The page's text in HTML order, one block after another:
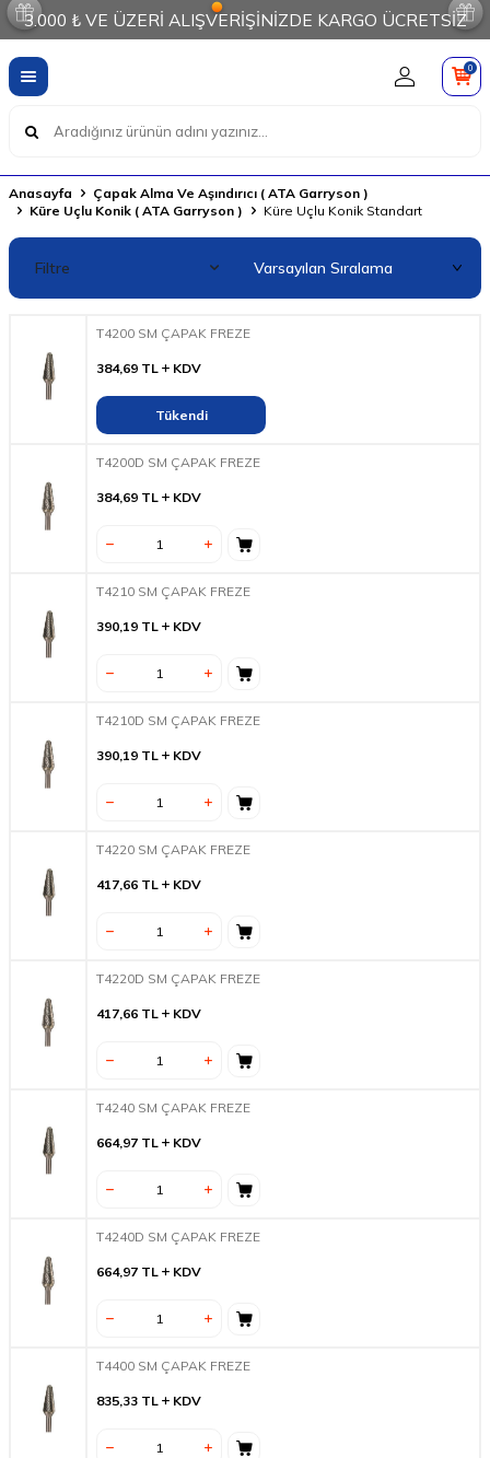
3.000 ₺ VE ÜZERİ ALIŞVERİŞİNİZDE KARGO ÜCRETSİZ
0
Anasayfa
Çapak Alma Ve Aşındırıcı ( ATA Garryson )
Küre Uçlu Konik ( ATA Garryson )
Küre Uçlu Konik Standart
Filtre
T4200 SM ÇAPAK FREZE
384,69 TL KDV
Tükendi
T4200D SM ÇAPAK FREZE
384,69 TL KDV
T4210 SM ÇAPAK FREZE
390,19 TL KDV
T4210D SM ÇAPAK FREZE
390,19 TL KDV
T4220 SM ÇAPAK FREZE
417,66 TL KDV
T4220D SM ÇAPAK FREZE
417,66 TL KDV
T4240 SM ÇAPAK FREZE
664,97 TL KDV
T4240D SM ÇAPAK FREZE
664,97 TL KDV
T4400 SM ÇAPAK FREZE
835,33 TL KDV